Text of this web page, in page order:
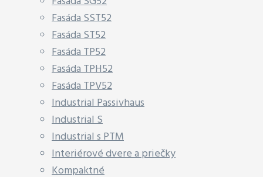
Fasáda SST52
Fasáda ST52
Fasáda TP52
Fasáda TPH52
Fasáda TPV52
Industrial Passivhaus
Industrial S
Industrial s PTM
Interiérové dvere a priečky
Kompaktné